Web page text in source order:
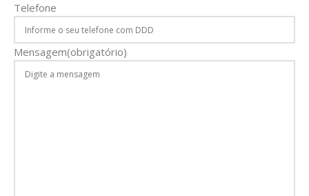
Telefone
Mensagem(obrigatório)